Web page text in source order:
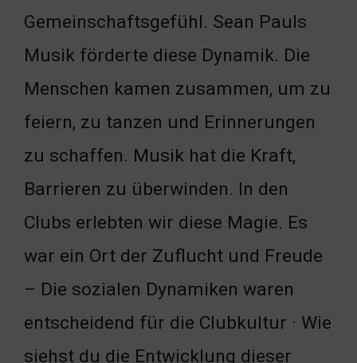
Gemeinschaftsgefühl. Sean Pauls
Musik förderte diese Dynamik. Die
Menschen kamen zusammen, um zu
feiern, zu tanzen und Erinnerungen
zu schaffen. Musik hat die Kraft,
Barrieren zu überwinden. In den
Clubs erlebten wir diese Magie. Es
war ein Ort der Zuflucht und Freude
– Die sozialen Dynamiken waren
entscheidend für die Clubkultur · Wie
siehst du die Entwicklung dieser